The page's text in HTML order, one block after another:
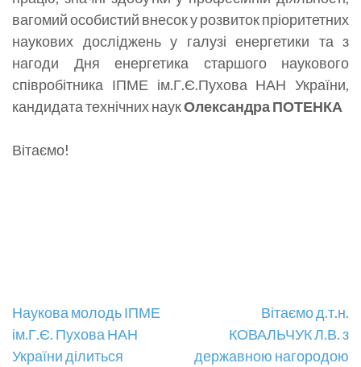
вагомий особистий внесок у розвиток пріоритетних
наукових досліджень у галузі енергетики та з
нагоди Дня енергетика старшого наукового
співробітника ІПМЕ ім.Г.Є.Пухова НАН України,
кандидата технічних наукОлександра ПОТЕНКА
Вітаємо!
Навігація
записів
Наукова молодь ІПМЕ
ім.Г.Є. Пухова НАН
України ділиться
Вітаємо д.т.н.
КОВАЛЬЧУК Л.В. з
державною нагородою